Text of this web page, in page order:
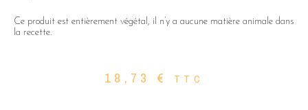
Ce produit est entièrement végétal, il n’y a aucune matière animale dans
la recette.
18,73 € TTC